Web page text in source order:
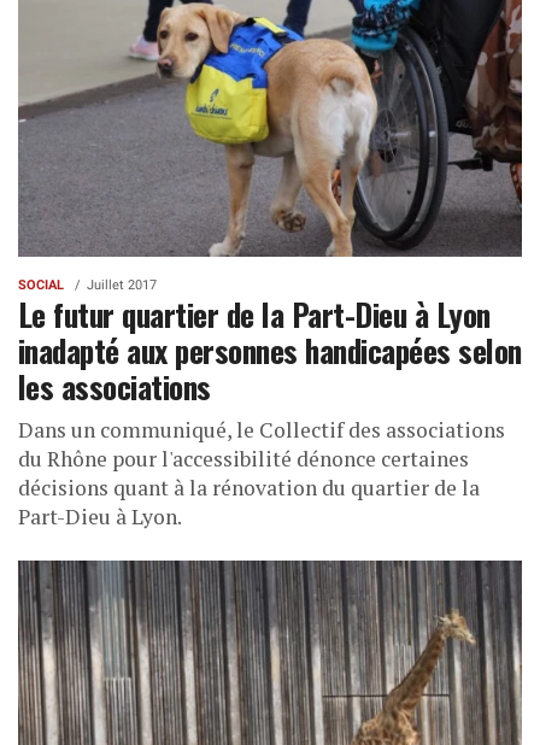
SOCIAL Juillet 2017
Le futur quartier de la Part-Dieu à Lyon
inadapté aux personnes handicapées selon
les associations
Dans un communiqué, le Collectif des associations
du Rhône pour l'accessibilité dénonce certaines
décisions quant à la rénovation du quartier de la
Part-Dieu à Lyon.